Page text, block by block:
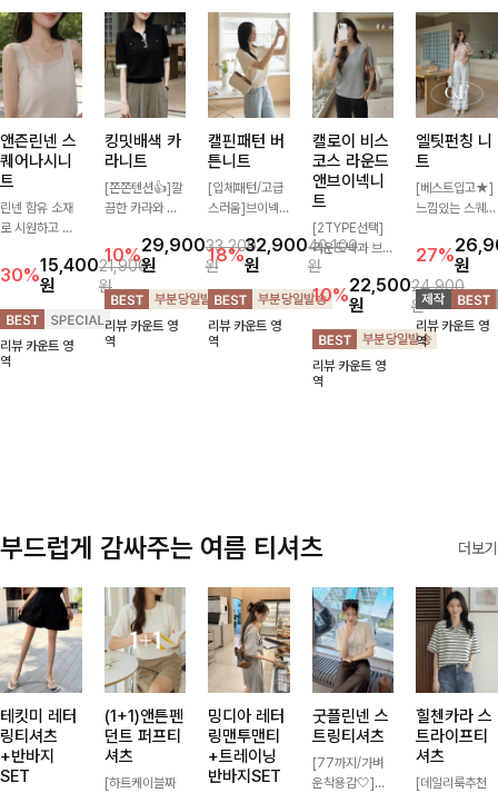
앤즌린넨 스
퀘어나시니
트
린넨 함유 소재
로 시원하고 쾌
좋은 나시 니트
🌿 깔끔한 스퀘
어넥 디자인이
쇄골 라인을 더
욱 여리하고 여
성스럽게 연출해
30%15,400
원
21,900
원
리뷰 카운트 영
역
킹밋배색 카
라니트
[쫀쫀텐션👍]깔
끔한 카라와 반
만나 하나만 입
어도 완성도 높
은 스타일링을
연출해드려요 부
담 없이 즐기기
좋은 데일리 니
10%29,900
원
33,200
원
리뷰 카운트 영
역
캘핀패턴 버
튼니트
[입체패턴/고급
스러움]브이넥
패턴이 어우러져
포인트 있게 즐
기기 좋은 가디
건 🤍 가볍게 걸
쳐주기만 해도
스타일리시한 무
18%32,900
원
40,100
원
리뷰 카운트 영
역
캘로이 비스
코스 라운드
앤브이넥니
트
[2TYPE선택]
라운드넥과 브이
넥 두 가지 디자
인으로 취향에
맞게 선택 가능
한 베이직 니트
🤍 깔끔한 실루
엣과 부드러운
착용감으로 단독
10%22,500
원
24,900
원
리뷰 카운트 영
역
엘팃펀칭 니
트
[베스트입고★]
느낌있는 스퀘어
으로 세련됨이
묻어나는 니트:)
시원쫀쫀함 가
득, 여성스러운
룩을 완성해봐요
♡
27%원
리뷰 카운트 영
역
부드럽게 감싸주는 여름 티셔츠 더보기
테킷미 레터
링티셔츠
+반바지
SET
(1+1)앤튼펜
던트 퍼프티
셔츠
[하트케이블짜
밍디아 레터
링맨투맨티
+트레이닝
반바지SET
굿플린넨 스
트링티셔츠
[77까지/가벼
운착용감🤍]린
힐첸카라 스
트라이프티
셔츠
[데일리룩추천